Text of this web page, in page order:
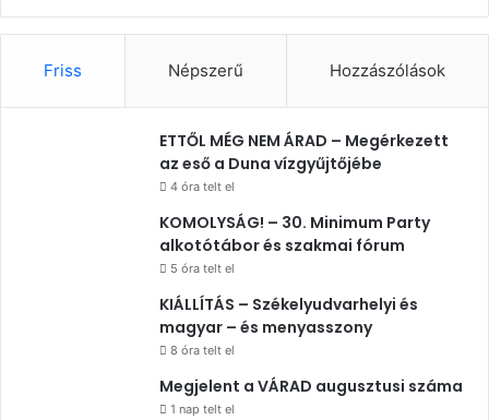
Friss Népszerű Hozzászólások
ETTŐL MÉG NEM ÁRAD – Megérkezett
az eső a Duna vízgyűjtőjébe
4 óra telt el
KOMOLYSÁG! – 30. Minimum Party
alkotótábor és szakmai fórum
5 óra telt el
KIÁLLÍTÁS – Székelyudvarhelyi és
magyar – és menyasszony
8 óra telt el
Megjelent a VÁRAD augusztusi száma
1 nap telt el